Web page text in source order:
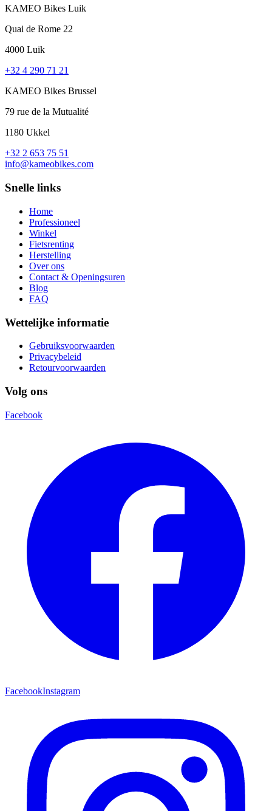
KAMEO Bikes Luik
Quai de Rome 22
4000 Luik
+32 4 290 71 21
KAMEO Bikes Brussel
79 rue de la Mutualité
1180 Ukkel
+32 2 653 75 51
info@kameobikes.com
Snelle links
Home
Professioneel
Winkel
Fietsrenting
Herstelling
Over ons
Contact & Openingsuren
Blog
FAQ
Wettelijke informatie
Gebruiksvoorwaarden
Privacybeleid
Retourvoorwaarden
Volg ons
Facebook
FacebookInstagram